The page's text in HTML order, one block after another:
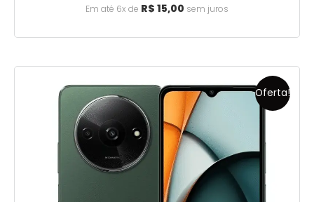
Em até 6x de R$ 15,00 sem juros
Oferta!